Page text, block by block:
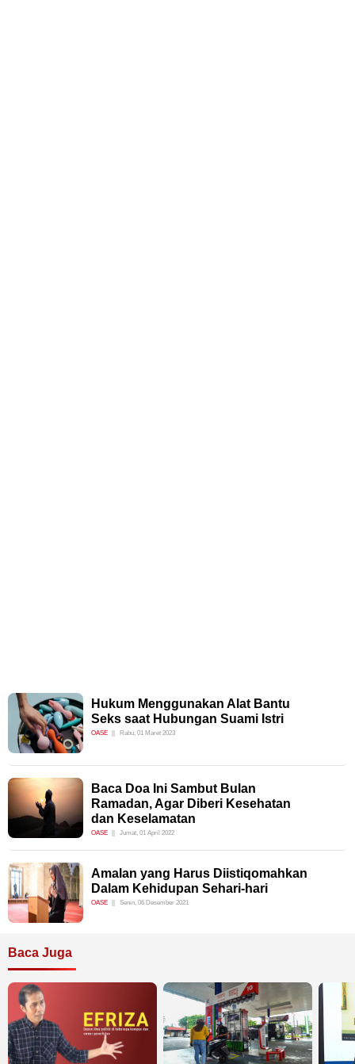
Hukum Menggunakan Alat Bantu
Seks saat Hubungan Suami Istri
OASE Rabu, 01 Maret 2023
Baca Doa Ini Sambut Bulan
Ramadan, Agar Diberi Kesehatan
dan Keselamatan
OASE Jumat, 01 April 2022
Amalan yang Harus Diistiqomahkan
Dalam Kehidupan Sehari-hari
OASE Senin, 06 Desember 2021
Baca Juga